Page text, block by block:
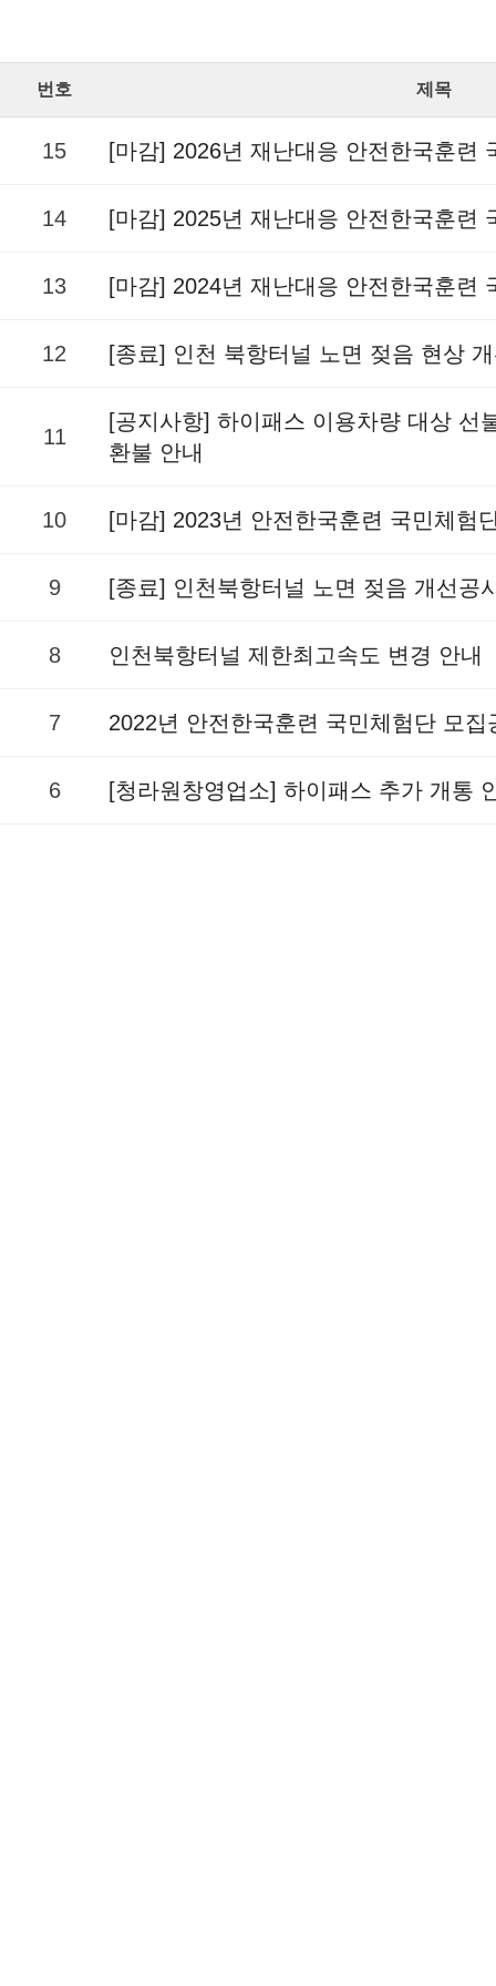
번호 제목
15 [마감] 2026년 재난대응 안전한국훈련
14 [마감] 2025년 재난대응 안전한국훈련
13 [마감] 2024년 재난대응 안전한국훈련
12 [종료] 인천 북항터널 노면 젖음 현상
11
[공지사항] 하이패스 이용차량 대상 선
환불 안내
10 [마감] 2023년 안전한국훈련 국민체험
9 [종료] 인천북항터널 노면 젖음 개선공
8 인천북항터널 제한최고속도 변경 안내
7 2022년 안전한국훈련 국민체험단 모집
6 [청라원창영업소] 하이패스 추가 개통